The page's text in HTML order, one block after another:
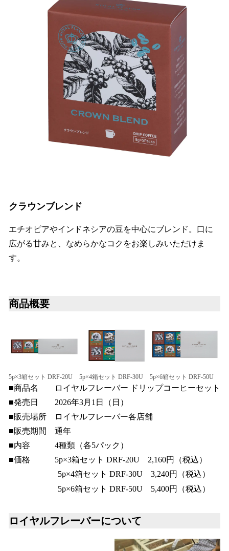
クラウンブレンド
エチオピアやインドネシアの豆を中心にブレンド。口に
広がる甘みと、なめらかなコクをお楽しみいただけま
す。
商品概要
5p×3箱セット DRF-20U 5p×4箱セット DRF-30U 5p×6箱セット DRF-50U
■商品名 ロイヤルフレーバー ドリップコーヒーセット
■発売日 2026年3月1日（日）
■販売場所 ロイヤルフレーバー各店舗
■販売期間 通年
■内容 4種類（各5パック）
■価格 5p×3箱セット DRF-20U 2,160円（税込）
5p×4箱セット DRF-30U 3,240円（税込）
5p×6箱セット DRF-50U 5,400円（税込）
ロイヤルフレーバーについて